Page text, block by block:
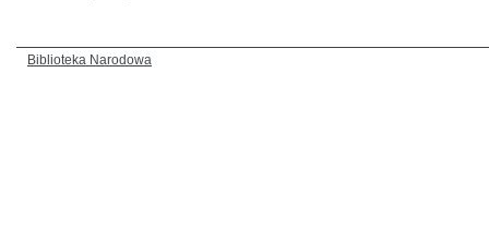
Biblioteka Narodowa